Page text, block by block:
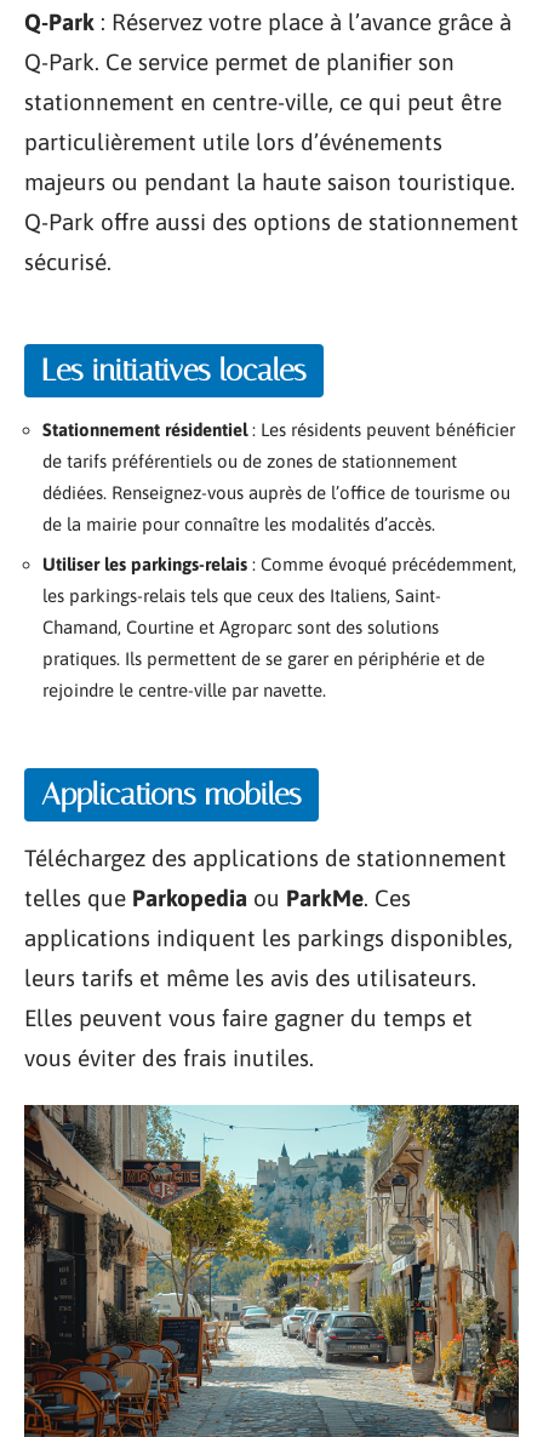
Q-Park : Réservez votre place à l’avance grâce à
Q-Park. Ce service permet de planifier son
stationnement en centre-ville, ce qui peut être
particulièrement utile lors d’événements
majeurs ou pendant la haute saison touristique.
Q-Park offre aussi des options de stationnement
sécurisé.
Les initiatives locales
Stationnement résidentiel: Les résidents peuvent bénéficier
de tarifs préférentiels ou de zones de stationnement
dédiées. Renseignez-vous auprès de l’office de tourisme ou
de la mairie pour connaître les modalités d’accès.
Utiliser les parkings-relais : Comme évoqué précédemment,
les parkings-relais tels que ceux des Italiens, Saint-
Chamand, Courtine et Agroparc sont des solutions
pratiques. Ils permettent de se garer en périphérie et de
rejoindre le centre-ville par navette.
Applications mobiles
Téléchargez des applications de stationnement
telles que Parkopedia ou ParkMe. Ces
applications indiquent les parkings disponibles,
leurs tarifs et même les avis des utilisateurs.
Elles peuvent vous faire gagner du temps et
vous éviter des frais inutiles.